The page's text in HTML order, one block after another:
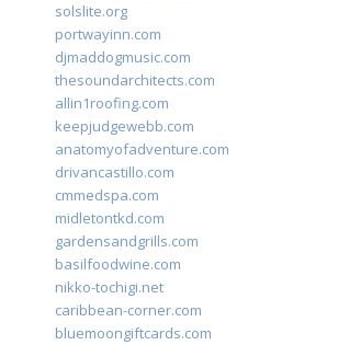
solslite.org
portwayinn.com
djmaddogmusic.com
thesoundarchitects.com
allin1roofing.com
keepjudgewebb.com
anatomyofadventure.com
drivancastillo.com
cmmedspa.com
midletontkd.com
gardensandgrills.com
basilfoodwine.com
nikko-tochigi.net
caribbean-corner.com
bluemoongiftcards.com